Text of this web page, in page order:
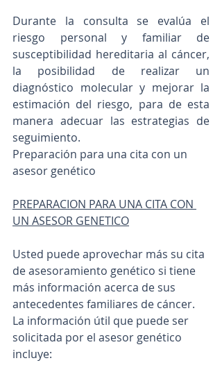
Durante la consulta se evalúa el
riesgo personal y familiar de
susceptibilidad hereditaria al cáncer,
la posibilidad de realizar un
diagnóstico molecular y mejorar la
estimación del riesgo, para de esta
manera adecuar las estrategias de
seguimiento.
Preparación para una cita con un
asesor genético
PREPARACION PARA UNA CITA CON
UN ASESOR GENETICO
Usted puede aprovechar más su cita
de asesoramiento genético si tiene
más información acerca de sus
antecedentes familiares de cáncer.
La información útil que puede ser
solicitada por el asesor genético
incluye: